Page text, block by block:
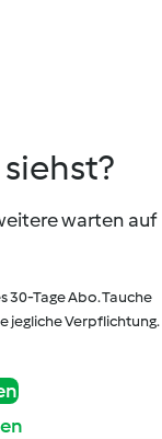
warten auf
30-Tage Abo. Tauche
jegliche Verpflichtung.